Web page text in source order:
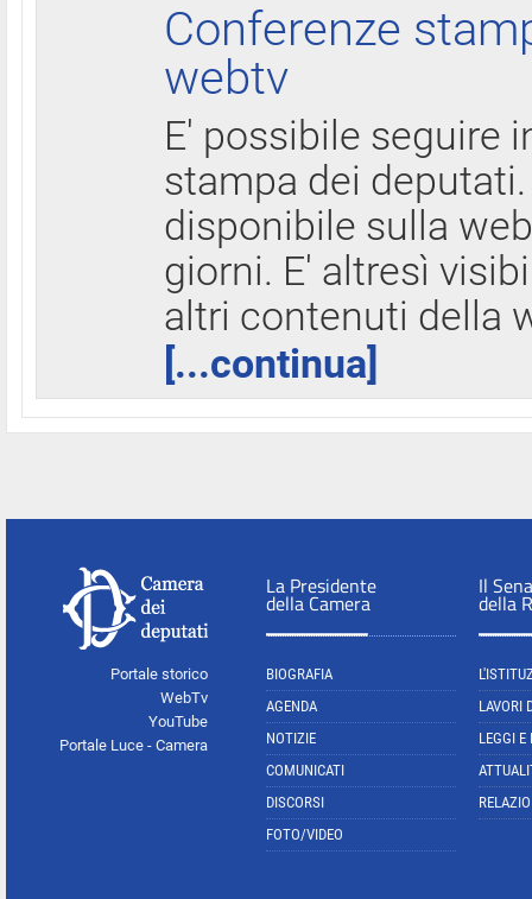
Conferenze
webtv
E' possibile seguire
stampa dei
disponibile sulla
giorni. E' altresì
altri contenuti della
[...continua]
Portale storico
WebTv
YouTube
Portale Luce - Camera
La Presidente
della Camera
BIOGRAFIA
AGENDA
NOTIZIE
COMUNICATI
DISCORSI
FOTO/VIDEO
Il
della
LAVORI
LEGGI E